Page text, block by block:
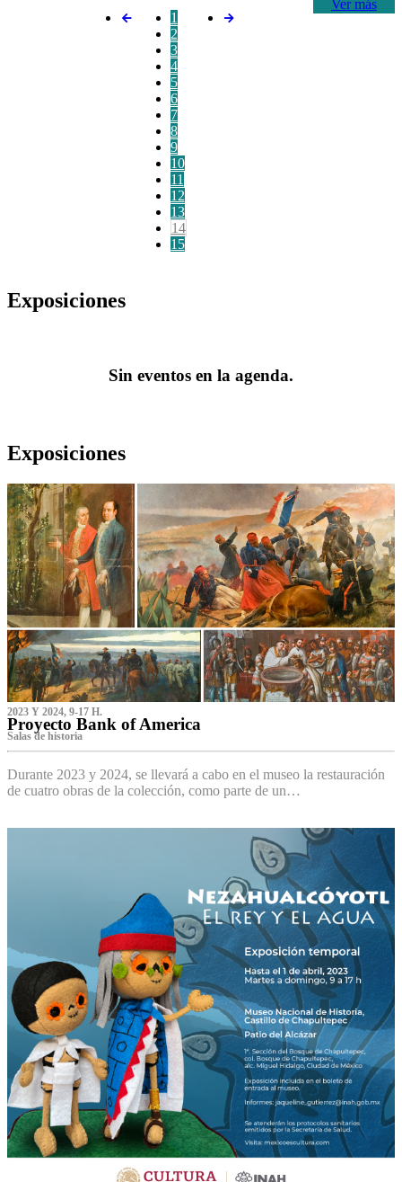
Ver más
1
2
3
4
5
6
7
8
9
10
11
12
13
14
15
Exposiciones
Sin eventos en la agenda.
Exposiciones
2023 Y 2024, 9-17 H.
Proyecto Bank of America
S‌alas de historia
Durante 2023 y 2024, se llevará a cabo en el museo la restauración
de cuatro obras de la colección, como parte de un…